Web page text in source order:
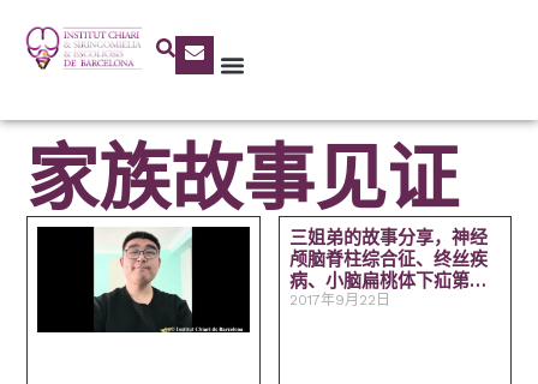
家族故事见证
三姐弟的故事分享，神经
颅脑脊柱综合征、终丝疾
病、小脑扁桃体下疝第一
型。
2017年9月22日